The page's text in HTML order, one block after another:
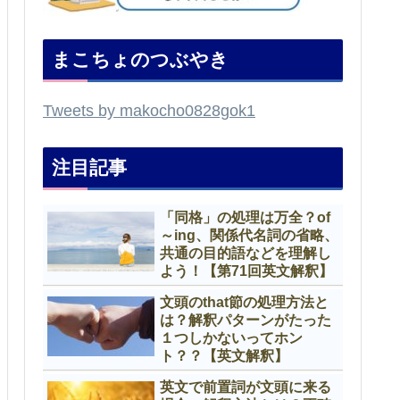
まこちょのつぶやき
Tweets by makocho0828gok1
注目記事
「同格」の処理は万全？of
～ing、関係代名詞の省略、
共通の目的語などを理解し
よう！【第71回英文解釈】
文頭のthat節の処理方法と
は？解釈パターンがたった
１つしかないってホン
ト？？【英文解釈】
英文で前置詞が文頭に来る